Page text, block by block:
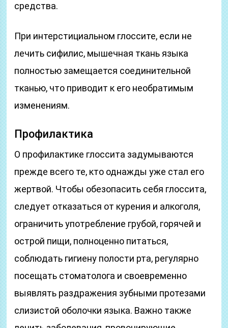
средства.
При интерстициальном глоссите, если не
лечить сифилис, мышечная ткань языка
полностью замещается соединительной
тканью, что приводит к его необратимым
изменениям.
Профилактика
О профилактике глоссита задумываются
прежде всего те, кто однажды уже стал его
жертвой. Чтобы обезопасить себя глоссита,
следует отказаться от курения и алкоголя,
ограничить употребление грубой, горячей и
острой пищи, полноценно питаться,
соблюдать гигиену полости рта, регулярно
посещать стоматолога и своевременно
выявлять раздражения зубными протезами
слизистой оболочки языка. Важно также